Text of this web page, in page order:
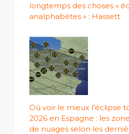
longtemps des choses «
analphabètes » : Hassett
Où voir le mieux l'éclipse
2026 en Espagne : les
de nuages ​​selon les